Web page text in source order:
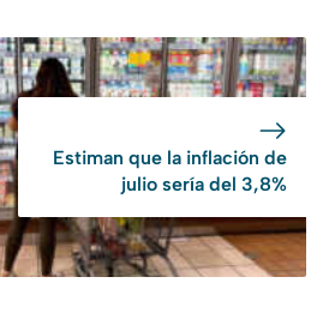
Estiman que la inflación de
julio sería del 3,8%